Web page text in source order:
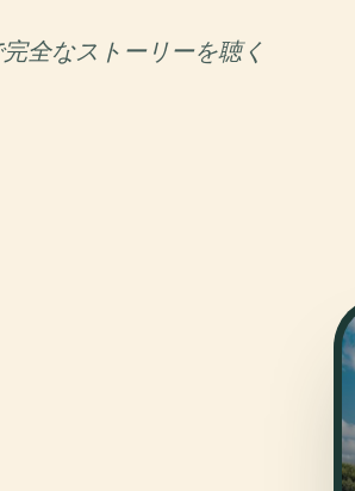
全なストーリーを聴く